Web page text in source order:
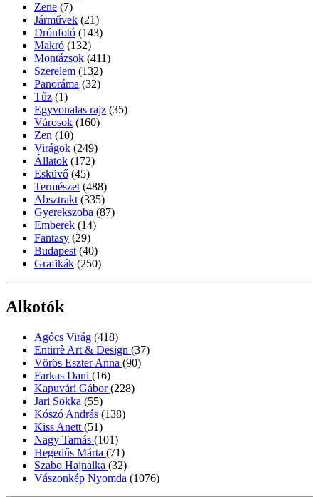
Zene (7)
Járművek (21)
Drónfotó (143)
Makró (132)
Montázsok (411)
Szerelem (132)
Panoráma (32)
Tűz (1)
Egyvonalas rajz (35)
Városok (160)
Zen (10)
Virágok (249)
Állatok (172)
Esküvő (45)
Természet (488)
Absztrakt (335)
Gyerekszoba (87)
Emberek (14)
Fantasy (29)
Budapest (40)
Grafikák (250)
Alkotók
Agócs Virág (418)
Entirrè Art & Design (37)
Vörös Eszter Anna (90)
Farkas Dani (16)
Kapuvári Gábor(228)
Jari Sokka (55)
Kószó András (138)
Kiss Anett (51)
Nagy Tamás (101)
Hegedűs Márta (71)
Szabo Hajnalka (32)
Vászonkép Nyomda (1076)